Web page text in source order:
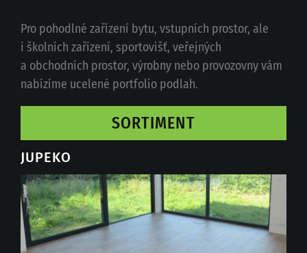
Pro pohodlné zařízení bytu, vstupních prostor, ale
i školních zařízení, sportovišť, veřejných
a obchodních prostor, výrobny nebo provozovny vám
nabízíme ucelené portfolio podlah.
SORTIMENT
JUPEKO